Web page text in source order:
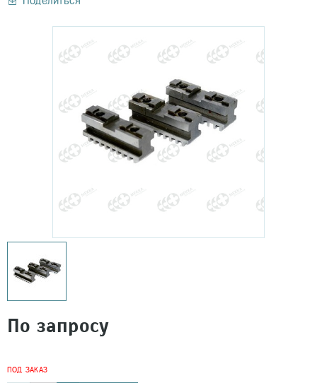
По запросу
ПОД ЗАКАЗ